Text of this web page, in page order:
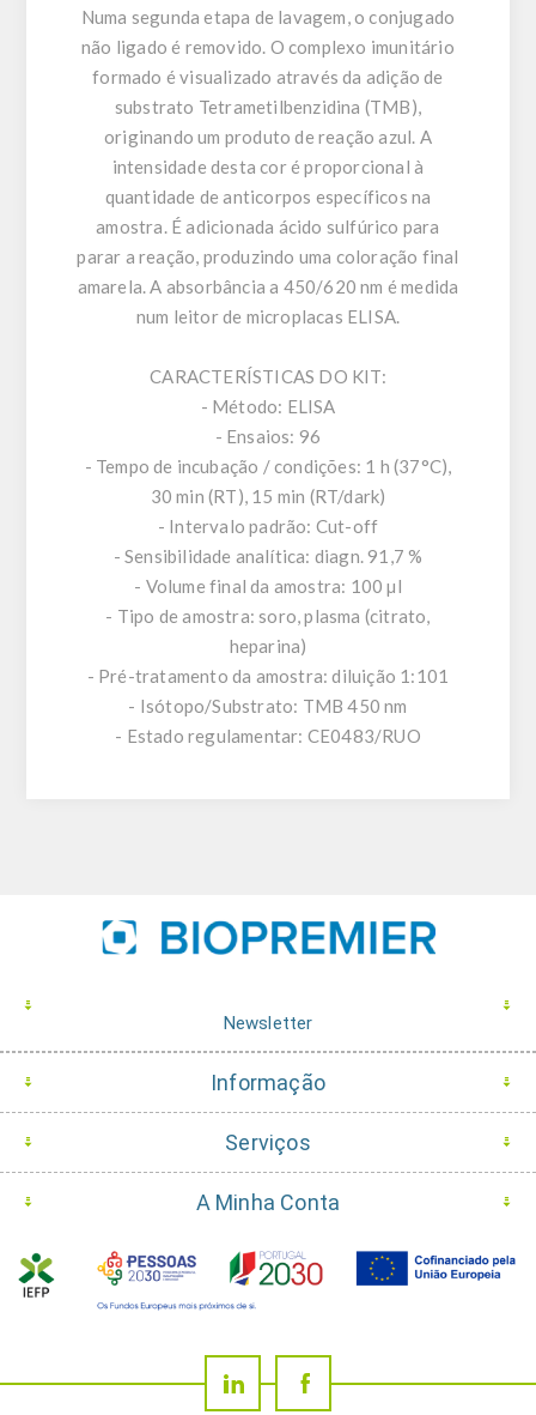
Numa segunda etapa de lavagem, o conjugado
não ligado é removido. O complexo imunitário
formado é visualizado através da adição de
substrato Tetrametilbenzidina (TMB),
originando um produto de reação azul. A
intensidade desta cor é proporcional à
quantidade de anticorpos específicos na
amostra. É adicionada ácido sulfúrico para
parar a reação, produzindo uma coloração final
amarela. A absorbância a 450/620 nm é medida
num leitor de microplacas ELISA.
CARACTERÍSTICAS DO KIT:
- Método: ELISA
- Ensaios: 96
- Tempo de incubação / condições: 1 h (37°C),
30 min (RT), 15 min (RT/dark)
- Intervalo padrão: Cut-off
- Sensibilidade analítica: diagn. 91,7 %
- Volume final da amostra: 100 µl
- Tipo de amostra: soro, plasma (citrato,
heparina)
- Pré-tratamento da amostra: diluição 1:101
- Isótopo/Substrato: TMB 450 nm
- Estado regulamentar: CE0483/RUO
Newsletter
Informação
Serviços
A Minha Conta